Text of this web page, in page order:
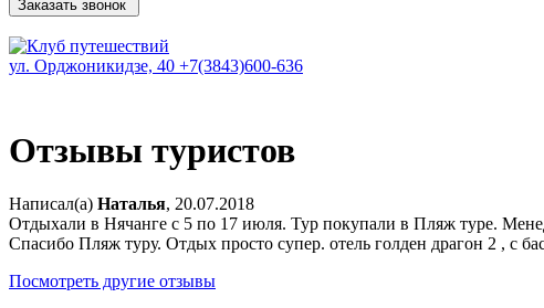
ул. Орджоникидзе, 40 +7(3843)600-636
Отзывы туристов
Написал(а) Наталья, 20.07.2018
Отдыхали в Нячанге с 5 по 17 июля. Тур покупали в Пляж туре.
Спасибо Пляж туру. Отдых просто супер. отель голден драгон 2 , с
Посмотреть другие отзывы